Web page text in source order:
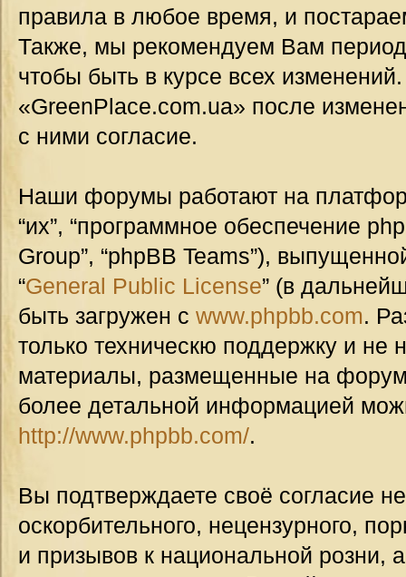
правила в любое время, и
Также, мы рекомендуем Вам
чтобы быть в курсе всех
«GreenPlace.com.ua» после
с ними согласие.
Наши форумы работают на
“их”, “программное обеспечение
Group”, “phpBB Teams”),
“General Public License” (в
быть загружен с www.phpbb.com.
только техническю поддержку и не
материалы, размещенные на
более детальной информацией
http://www.phpbb.com/.
Вы подтверждаете своё согласие
оскорбительного, нецензурного,
и призывов к национальной розни,